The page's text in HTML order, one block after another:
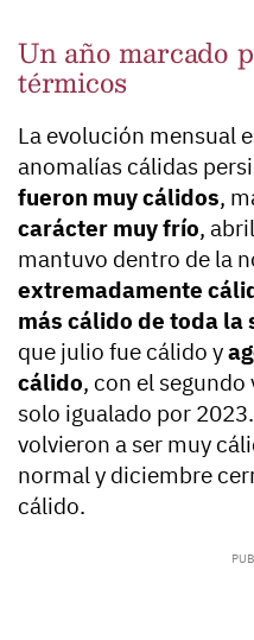
Un año marcado
térmicos
La evolución mensual
anomalías cálidas
fueron muy cálidos,
carácter muy frío,
mantuvo dentro de la
extremadamente
más cálido de toda la
que julio fue cálido y
cálido, con el
solo igualado por
volvieron a ser muy
normal y diciembre
cálido.